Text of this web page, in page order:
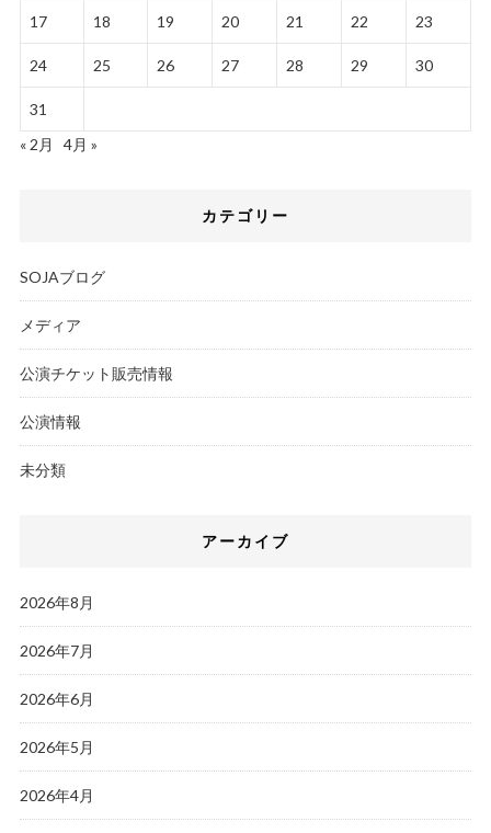
17 18 19 20 21 22 23
24 25 26 27 28 29 30
31
« 2月
4月 »
カテゴリー
SOJAブログ
メディア
公演チケット販売情報
公演情報
未分類
アーカイブ
2026年8月
2026年7月
2026年6月
2026年5月
2026年4月